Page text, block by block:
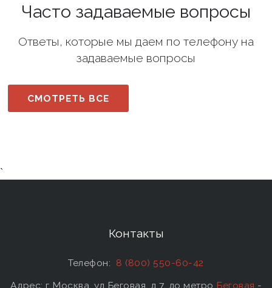
Часто задаваемые вопросы
Ответы, которые мы даем по телефону на
задаваемые вопросы
СМОТРЕТЬ ВСЕ
`
Контакты
Телефон: 8 (800) 550-60-42
Адрес: г Москва, ул Беговая, д 7, до метро Беговая -